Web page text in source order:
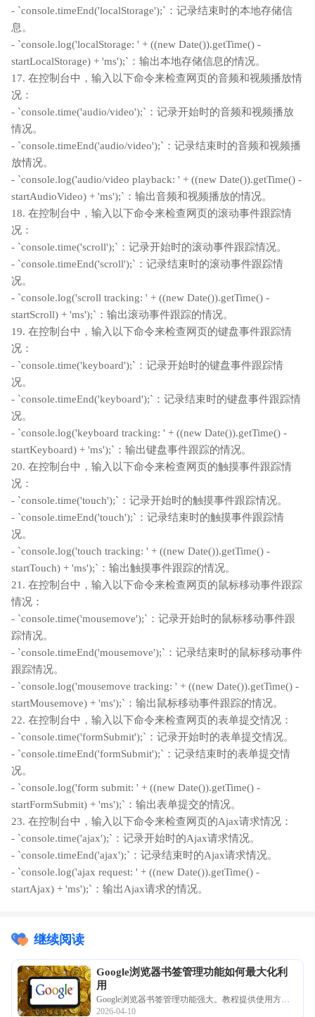
- `console.timeEnd('localStorage');`：记录结束时的本地存储信
息。
- `console.log('localStorage: ' + ((new Date()).getTime() -
startLocalStorage) + 'ms');`：输出本地存储信息的情况。
17. 在控制台中，输入以下命令来检查网页的音频和视频播放情
况：
- `console.time('audio/video');`：记录开始时的音频和视频播放
情况。
- `console.timeEnd('audio/video');`：记录结束时的音频和视频播
放情况。
- `console.log('audio/video playback: ' + ((new Date()).getTime() -
startAudioVideo) + 'ms');`：输出音频和视频播放的情况。
18. 在控制台中，输入以下命令来检查网页的滚动事件跟踪情
况：
- `console.time('scroll');`：记录开始时的滚动事件跟踪情况。
- `console.timeEnd('scroll');`：记录结束时的滚动事件跟踪情
况。
- `console.log('scroll tracking: ' + ((new Date()).getTime() -
startScroll) + 'ms');`：输出滚动事件跟踪的情况。
19. 在控制台中，输入以下命令来检查网页的键盘事件跟踪情
况：
- `console.time('keyboard');`：记录开始时的键盘事件跟踪情
况。
- `console.timeEnd('keyboard');`：记录结束时的键盘事件跟踪情
况。
- `console.log('keyboard tracking: ' + ((new Date()).getTime() -
startKeyboard) + 'ms');`：输出键盘事件跟踪的情况。
20. 在控制台中，输入以下命令来检查网页的触摸事件跟踪情
况：
- `console.time('touch');`：记录开始时的触摸事件跟踪情况。
- `console.timeEnd('touch');`：记录结束时的触摸事件跟踪情
况。
- `console.log('touch tracking: ' + ((new Date()).getTime() -
startTouch) + 'ms');`：输出触摸事件跟踪的情况。
21. 在控制台中，输入以下命令来检查网页的鼠标移动事件跟踪
情况：
- `console.time('mousemove');`：记录开始时的鼠标移动事件跟
踪情况。
- `console.timeEnd('mousemove');`：记录结束时的鼠标移动事件
跟踪情况。
- `console.log('mousemove tracking: ' + ((new Date()).getTime() -
startMousemove) + 'ms');`：输出鼠标移动事件跟踪的情况。
22. 在控制台中，输入以下命令来检查网页的表单提交情况：
- `console.time('formSubmit');`：记录开始时的表单提交情况。
- `console.timeEnd('formSubmit');`：记录结束时的表单提交情
况。
- `console.log('form submit: ' + ((new Date()).getTime() -
startFormSubmit) + 'ms');`：输出表单提交的情况。
23. 在控制台中，输入以下命令来检查网页的Ajax请求情况：
- `console.time('ajax');`：记录开始时的Ajax请求情况。
- `console.timeEnd('ajax');`：记录结束时的Ajax请求情况。
- `console.log('ajax request: ' + ((new Date()).getTime() -
startAjax) + 'ms');`：输出Ajax请求的情况。
继续阅读
Google浏览器书签管理功能如何最大化利
用
Google浏览器书签管理功能强大。教程提供使用方
法，帮助用户最大化利用功能，高效整理收藏网站。
2026-04-10